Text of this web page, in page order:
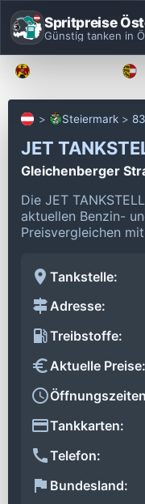
Spritpreise
Günstig tanken in
Steiermark
JET
Gleichenberger
Die JET
aktuellen Benzin-
Preisvergleichen
Tankstelle:
Adresse:
Treibstoffe:
Aktuelle Preise:
Tankkarten:
Telefon:
Bundesland: